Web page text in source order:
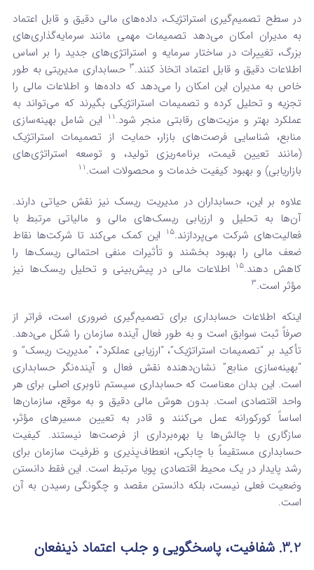
در سطح تصمیم‌گیری استراتژیک، داده‌های مالی دقیق و قابل اعتماد
به مدیران امکان می‌دهد تصمیمات مهمی مانند سرمایه‌گذاری‌های
بزرگ، تغییرات در ساختار سرمایه و استراتژی‌های جدید را بر اساس
اطلاعات دقیق و قابل اعتماد اتخاذ کنند.3 حسابداری مدیریتی به طور
خاص به مدیران این امکان را می‌دهد که داده‌ها و اطلاعات مالی را
تجزیه و تحلیل کرده و تصمیمات استراتژیکی بگیرند که می‌تواند به
عملکرد بهتر و مزیت‌های رقابتی منجر شود.11 این شامل بهینه‌سازی
منابع، شناسایی فرصت‌های بازار، حمایت از تصمیمات استراتژیک
(مانند تعیین قیمت، برنامه‌ریزی تولید، و توسعه استراتژی‌های
بازاریابی) و بهبود کیفیت خدمات و محصولات است.11
علاوه بر این، حسابداران در مدیریت ریسک نیز نقش حیاتی دارند.
آن‌ها به تحلیل و ارزیابی ریسک‌های مالی و مالیاتی مرتبط با
فعالیت‌های شرکت می‌پردازند.15 این کمک می‌کند تا شرکت‌ها نقاط
ضعف مالی را بهبود بخشند و تأثیرات منفی احتمالی ریسک‌ها را
کاهش دهند.15 اطلاعات مالی در پیش‌بینی و تحلیل ریسک‌ها نیز
مؤثر است.3
اینکه اطلاعات حسابداری برای تصمیم‌گیری ضروری است، فراتر از
صرفاً ثبت سوابق است و به طور فعال آینده سازمان را شکل می‌دهد.
تأکید بر “تصمیمات استراتژیک”، “ارزیابی عملکرد”، “مدیریت ریسک” و
“بهینه‌سازی منابع” نشان‌دهنده نقش فعال و آینده‌نگر حسابداری
است. این بدان معناست که حسابداری سیستم ناوبری اصلی برای هر
واحد اقتصادی است. بدون هوش مالی دقیق و به موقع، سازمان‌ها
اساساً کورکورانه عمل می‌کنند و قادر به تعیین مسیرهای مؤثر،
سازگاری با چالش‌ها یا بهره‌برداری از فرصت‌ها نیستند. کیفیت
حسابداری مستقیماً با چابکی، انعطاف‌پذیری و ظرفیت سازمان برای
رشد پایدار در یک محیط اقتصادی پویا مرتبط است. این فقط دانستن
وضعیت فعلی نیست، بلکه دانستن مقصد و چگونگی رسیدن به آن
است.
3.2. شفافیت، پاسخگویی و جلب اعتماد ذینفعان